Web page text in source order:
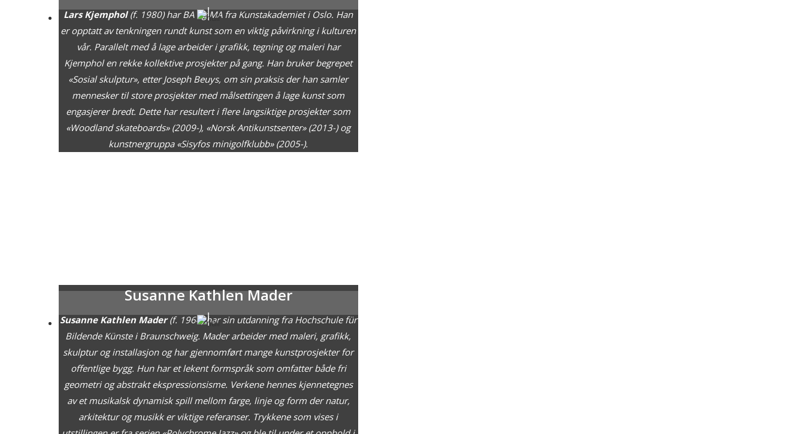
Lars Kjemphol(f. 1980) har BA og MA fra Kunstakademiet i Oslo. Han
er opptatt av tenkningen rundt kunst som en viktig påvirkning i kulturen
vår. Parallelt med å lage arbeider i grafikk, tegning og maleri har
Kjemphol en rekke kollektive prosjekter på gang. Han bruker begrepet
«Sosial skulptur», etter Joseph Beuys, om sin praksis der han samler
mennesker til store prosjekter med målsettingen å lage kunst som
engasjerer bredt. Dette har resultert i flere langsiktige prosjekter som
«Woodland skateboards» (2009-), «Norsk Antikunstsenter» (2013-) og
kunstnergruppa «Sisyfos minigolfklubb» (2005-).
Susanne Kathlen Mader
Susanne Kathlen Mader(f. 1964) har sin utdanning fra Hochschule für
Bildende Künste i Braunschweig. Mader arbeider med maleri, grafikk,
skulptur og installasjon og har gjennomført mange kunstprosjekter for
offentlige bygg. Hun har et lekent formspråk som omfatter både fri
geometri og abstrakt ekspressionsisme. Verkene hennes kjennetegnes
av et musikalsk dynamisk spill mellom farge, linje og form der natur,
arkitektur og musikk er viktige referanser. Trykkene som vises i